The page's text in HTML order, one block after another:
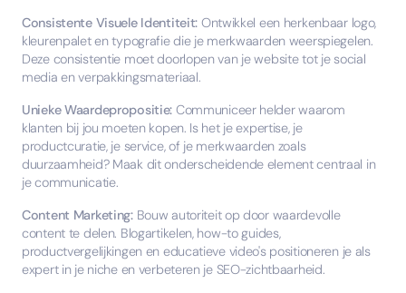
Consistente Visuele Identiteit: Ontwikkel een herkenbaar logo,
kleurenpalet en typografie die je merkwaarden weerspiegelen.
Deze consistentie moet doorlopen van je website tot je social
media en verpakkingsmateriaal.
Unieke Waardepropositie: Communiceer helder waarom
klanten bij jou moeten kopen. Is het je expertise, je
productcuratie, je service, of je merkwaarden zoals
duurzaamheid? Maak dit onderscheidende element centraal in
je communicatie.
Content Marketing:Bouw autoriteit op door waardevolle
content te delen. Blogartikelen, how-to guides,
productvergelijkingen en educatieve video's positioneren je als
expert in je niche en verbeteren je SEO-zichtbaarheid.